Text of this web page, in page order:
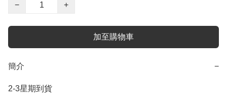
−
+
加至購物車
簡介 −
2-3星期到貨